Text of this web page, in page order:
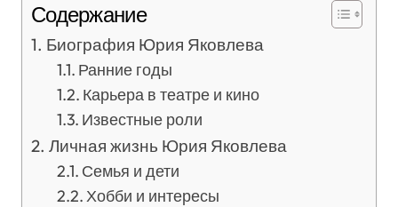
Содержание
Биография Юрия Яковлева
Ранние годы
Карьера в театре и кино
Известные роли
Личная жизнь Юрия Яковлева
Семья и дети
Хобби и интересы